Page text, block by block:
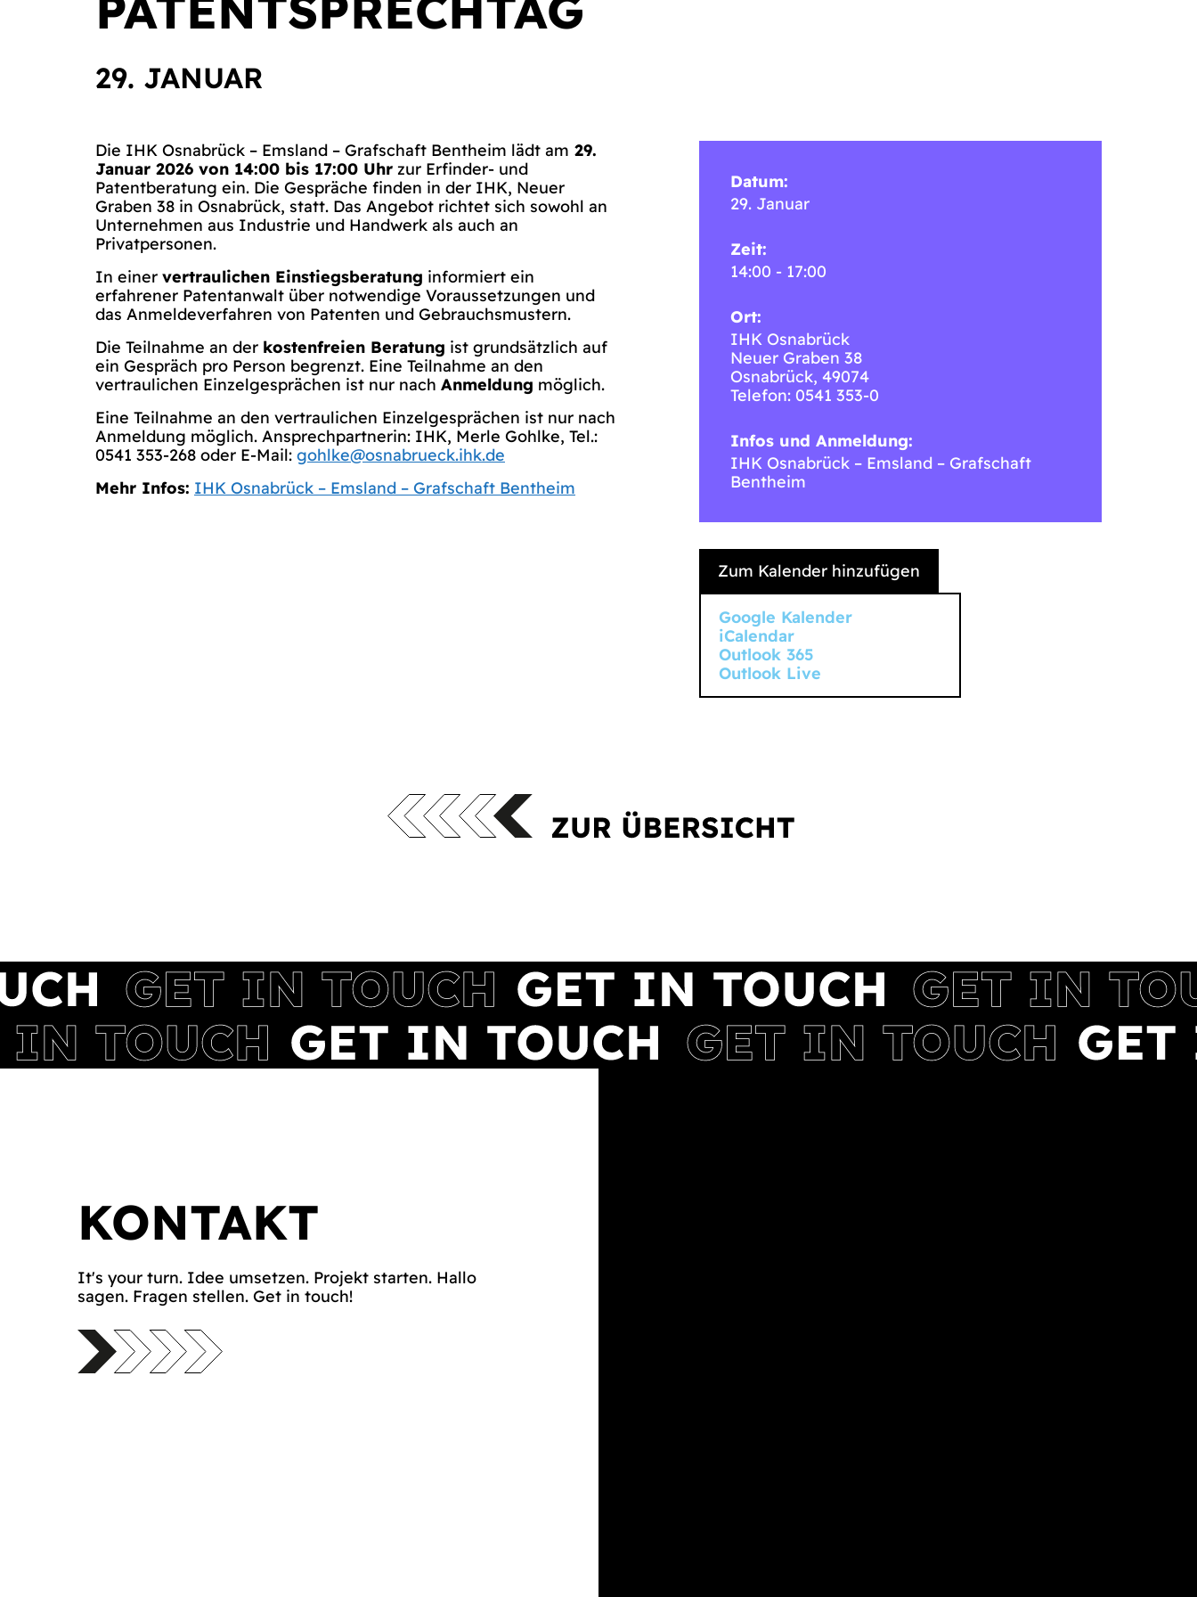
29. JANUAR
Die IHK Osnabrück – Emsland – Grafschaft Bentheim lädt am 29.
Januar 2026 von 14:00 bis 17:00 Uhr zur Erfinder- und
Patentberatung ein. Die Gespräche finden in der IHK, Neuer
Graben 38 in Osnabrück, statt. Das Angebot richtet sich sowohl an
Unternehmen aus Industrie und Handwerk als auch an
Privatpersonen.
In einer vertraulichen Einstiegsberatung informiert ein
erfahrener Patentanwalt über notwendige Voraussetzungen und
das Anmeldeverfahren von Patenten und Gebrauchsmustern.
Die Teilnahme an der kostenfreien Beratung ist grundsätzlich auf
ein Gespräch pro Person begrenzt. Eine Teilnahme an den
vertraulichen Einzelgesprächen ist nur nach Anmeldung möglich.
Eine Teilnahme an den vertraulichen Einzelgesprächen ist nur nach
Anmeldung möglich. Ansprechpartnerin: IHK, Merle Gohlke, Tel.:
0541 353-268 oder E-Mail: gohlke@osnabrueck.ihk.de
Mehr Infos: IHK Osnabrück – Emsland – Grafschaft Bentheim
Datum:
29. Januar
Zeit:
14:00 - 17:00
Ort:
IHK Osnabrück
Neuer Graben 38
Osnabrück, 49074
Telefon: 0541 353-0
Infos und Anmeldung:
IHK Osnabrück – Emsland – Grafschaft
Bentheim
Zum Kalender hinzufügen
Google Kalender
iCalendar
Outlook 365
Outlook Live
KONTAKT
It's your turn. Idee umsetzen. Projekt starten. Hallo
sagen. Fragen stellen. Get in touch!